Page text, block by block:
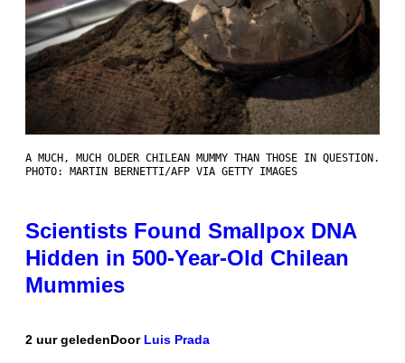
A MUCH, MUCH OLDER CHILEAN MUMMY THAN THOSE IN QUESTION.
PHOTO: MARTIN BERNETTI/AFP VIA GETTY IMAGES
Scientists Found Smallpox DNA
Hidden in 500-Year-Old Chilean
Mummies
2 uur geledenDoor Luis Prada